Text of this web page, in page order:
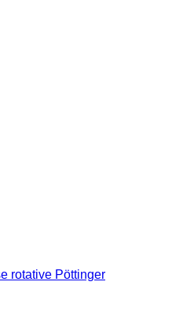
rotative Pöttinger